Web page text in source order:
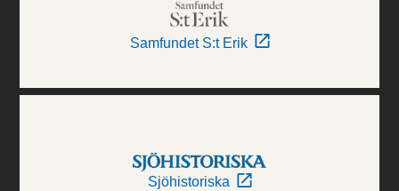
Samfundet S:t Erik
Sjöhistoriska